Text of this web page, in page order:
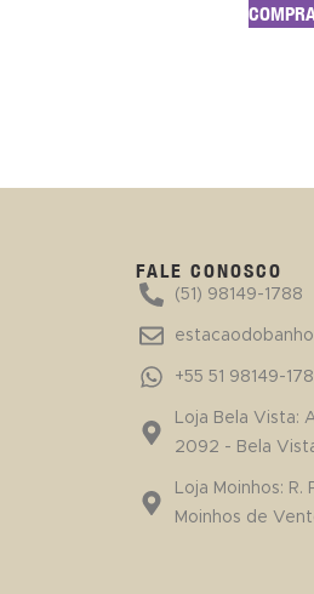
FALE CONOSCO
(51) 98149-1788
+55 51 98149-
Loja Bela Vista:
2092 - Bela
Loja Moinhos: R.
Moinhos de